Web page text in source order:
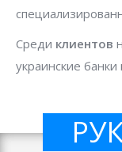
Среди клиентов
украинские